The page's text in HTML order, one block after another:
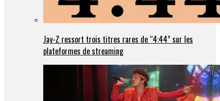
Jay-Z ressort trois titres rares de “4:44” sur les
plateformes de streaming